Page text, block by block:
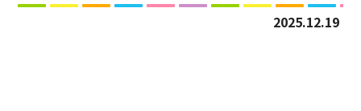
2025.12.19